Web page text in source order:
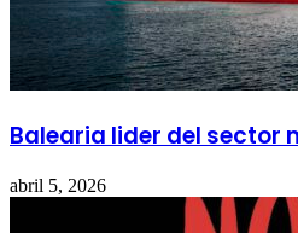
Balearia lider del sector
abril 5, 2026